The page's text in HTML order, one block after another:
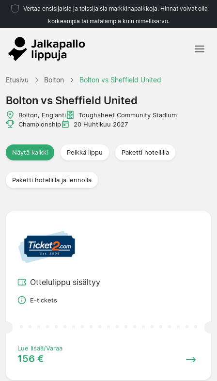
Vertaa ensisijaisia ja toissijaisia markkinapaikkoja. Hinnat voivat olla
korkeampia tai matalampia kuin nimellisarvo.
Matkatoimistoja
Etusivu Bolton Bolton vs Sheffield United
Bolton vs Sheffield United
Bolton, Englanti
Toughsheet Community Stadium
Championship
20 Huhtikuu 2027
Näytä kaikki Pelkkä lippu Paketti hotellilla
Paketti hotellilla ja lennolla
Ottelulippu sisältyy
E-tickets
Lue lisää/Varaa
156 €